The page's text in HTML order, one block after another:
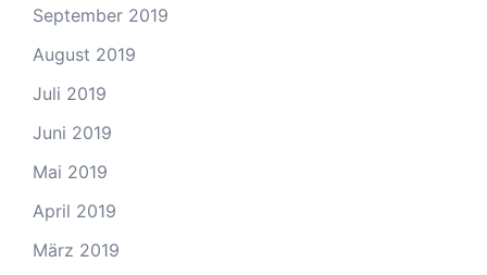
September 2019
August 2019
Juli 2019
Juni 2019
Mai 2019
April 2019
März 2019